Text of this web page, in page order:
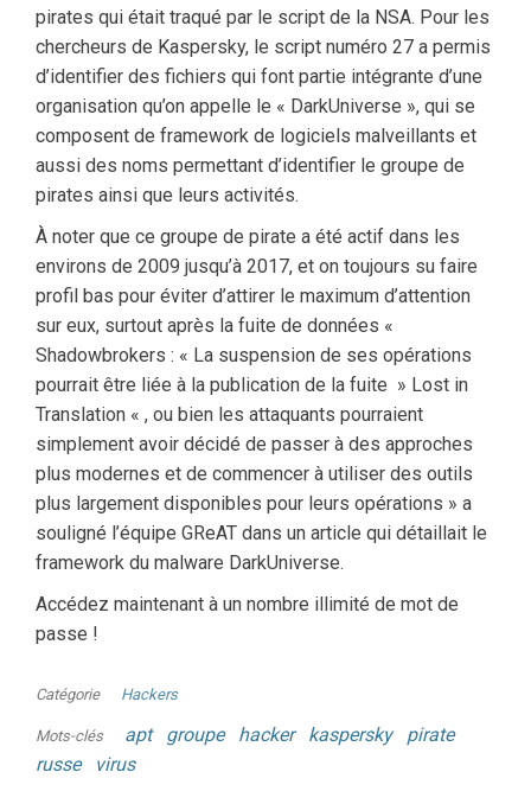
pirates qui était traqué par le script de la NSA. Pour les
chercheurs de Kaspersky, le script numéro 27 a permis
d’identifier des fichiers qui font partie intégrante d’une
organisation qu’on appelle le « DarkUniverse », qui se
composent de framework de logiciels malveillants et
aussi des noms permettant d’identifier le groupe de
pirates ainsi que leurs activités.
À noter que ce groupe de pirate a été actif dans les
environs de 2009 jusqu’à 2017, et on toujours su faire
profil bas pour éviter d’attirer le maximum d’attention
sur eux, surtout après la fuite de données «
Shadowbrokers : « La suspension de ses opérations
pourrait être liée à la publication de la fuite » Lost in
Translation « , ou bien les attaquants pourraient
simplement avoir décidé de passer à des approches
plus modernes et de commencer à utiliser des outils
plus largement disponibles pour leurs opérations » a
souligné l’équipe GReAT dans un article qui détaillait le
framework du malware DarkUniverse.
Accédez maintenant à un nombre illimité de mot de
passe !
Catégorie Hackers
Mots-clés apt groupe hacker kaspersky
pirate
russe
virus